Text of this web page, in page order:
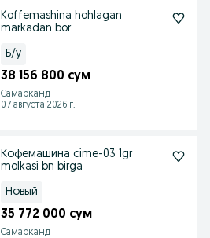
Koffemashina hohlagan
markadan bor
Б/у
38 156 800 сум
Самарканд
07 августа 2026 г.
Кофемашина cime-03 1gr
molkasi bn birga
Новый
35 772 000 сум
Самарканд